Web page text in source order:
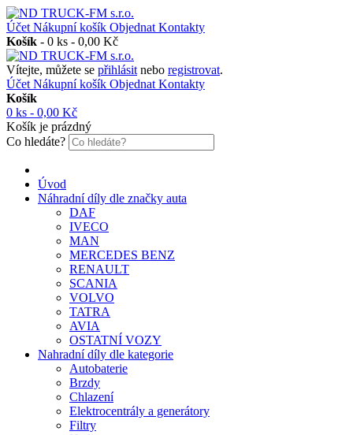
Účet Nákupní košík Objednat Kontakty
Košík - 0 ks - 0,00 Kč
Vítejte, můžete se přihlásit nebo registrovat.
Účet Nákupní košík Objednat Kontakty
Košík
0 ks - 0,00 Kč
Košík je prázdný
Co hledáte?
Úvod
Náhradní díly dle značky auta
DAF
IVECO
MAN
MERCEDES BENZ
RENAULT
SCANIA
VOLVO
TATRA
AVIA
OSTATNÍ VOZY
Nahradní díly dle kategorie
Autobaterie
Brzdy
Chlazení
Elektrocentrály a generátory
Filtry